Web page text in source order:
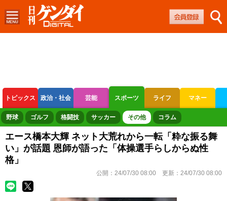
トピックス 政治・社会 芸能 スポーツ ライフ マネー
ボートレース 競輪 オートレース
野球 ゴルフ 格闘技 サッカー その他 コラム
エース橋本大輝 ネット大荒れから一転「粋な振る舞
い」が話題 恩師が語った「体操選手らしからぬ性
格」
公開： 24/07/30 08:00 更新： 24/07/30 08:00